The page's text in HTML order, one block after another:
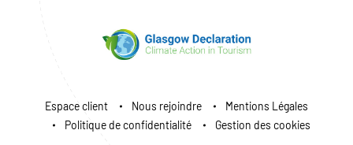
Espace client Nous rejoindre
Mentions Légales
Politique de confidentialité
Gestion des cookies